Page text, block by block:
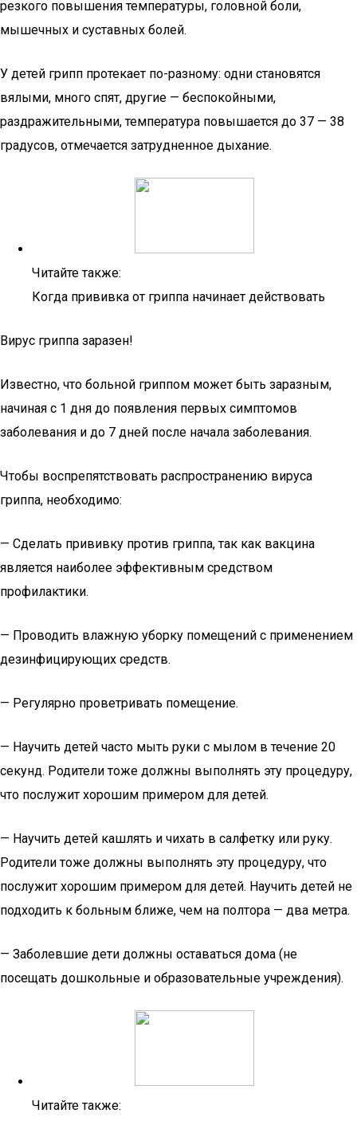
резкого повышения температуры, головной боли,
мышечных и суставных болей.
У детей грипп протекает по-разному: одни становятся
вялыми, много спят, другие — беспокойными,
раздражительными, температура повышается до 37 — 38
градусов, отмечается затрудненное дыхание.
Читайте также:
Когда прививка от гриппа начинает действовать
Вирус гриппа заразен!
Известно, что больной гриппом может быть заразным,
начиная с 1 дня до появления первых симптомов
заболевания и до 7 дней после начала заболевания.
Чтобы воспрепятствовать распространению вируса
гриппа, необходимо:
— Сделать прививку против гриппа, так как вакцина
является наиболее эффективным средством
профилактики.
— Проводить влажную уборку помещений с применением
дезинфицирующих средств.
— Регулярно проветривать помещение.
— Научить детей часто мыть руки с мылом в течение 20
секунд. Родители тоже должны выполнять эту процедуру,
что послужит хорошим примером для детей.
— Научить детей кашлять и чихать в салфетку или руку.
Родители тоже должны выполнять эту процедуру, что
послужит хорошим примером для детей. Научить детей не
подходить к больным ближе, чем на полтора — два метра.
— Заболевшие дети должны оставаться дома (не
посещать дошкольные и образовательные учреждения).
Читайте также: